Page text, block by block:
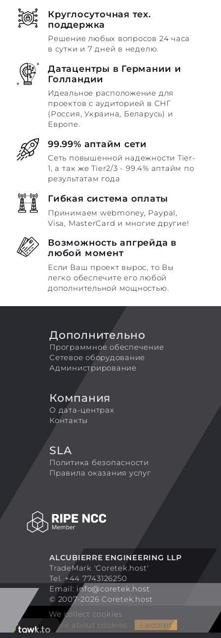
Круглосуточная тех.
поддержка
Решение любых вопросов 24 часа
в сутки и 7 дней в неделю.
Датацентры в Германии и
Голландии
Идеальное расположение для
проектов с аудиторией в СНГ
(Россия, Украина, Беларусь) и
Европе.
99.99% аптайм сети
Сеть повышенной надежности Tier-
1, а так же Tier2/3 - 99.4% аптайм по
результатам года
Гибкая система оплаты
Принимаем webmoney, Paypal,
Visa, MasterCard и многие другие!
Возможность апгрейда в
любой момент
Если Ваш проект вырос, то Вы
легко обеспечите его любой
дополнительной мощностью.
ALCUBIERRE ENGINEERING LLP
TradeMark 'Coretek.host'
Tel. +44 7743126250
Email: info@coretek.host
© 2007-2026 Coretek.host
Дополнительно
Программное обеспечение
Сетевое оборудование
Администрирование
Компания
О дата-центрах
Контакты
SLA
Политика безопасности
Правила оказания услуг
We collect cookies
More about cookies
I accept